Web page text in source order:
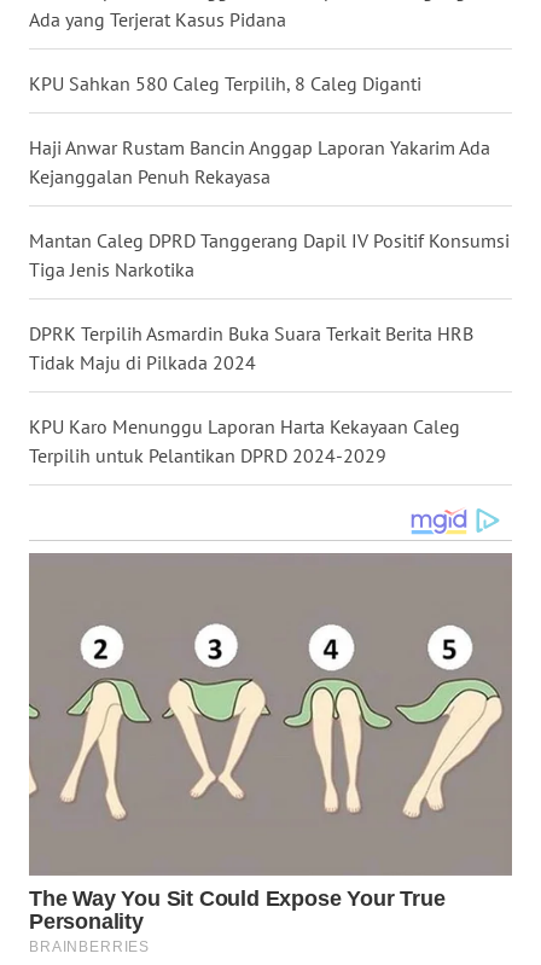
Ada yang Terjerat Kasus Pidana
KPU Sahkan 580 Caleg Terpilih, 8 Caleg Diganti
Haji Anwar Rustam Bancin Anggap Laporan Yakarim Ada
Kejanggalan Penuh Rekayasa
Mantan Caleg DPRD Tanggerang Dapil IV Positif Konsumsi
Tiga Jenis Narkotika
DPRK Terpilih Asmardin Buka Suara Terkait Berita HRB
Tidak Maju di Pilkada 2024
KPU Karo Menunggu Laporan Harta Kekayaan Caleg
Terpilih untuk Pelantikan DPRD 2024-2029
WN
NUSANTARA
WN
JOGJA
WN
JATIM
WN
BALI
WN
WN
KALSEL
WN
KALTIM
WN
GORONTALO